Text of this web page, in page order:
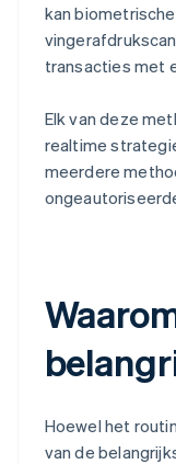
kan
transacties met
Elk van deze
realtime
meerdere
Hoewel het
van de